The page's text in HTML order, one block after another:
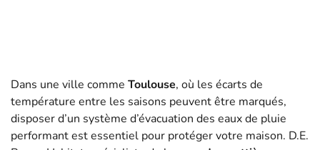
Dans une ville comme Toulouse, où les écarts de
température entre les saisons peuvent être marqués,
disposer d’un système d’évacuation des eaux de pluie
performant est essentiel pour protéger votre maison. D.E.